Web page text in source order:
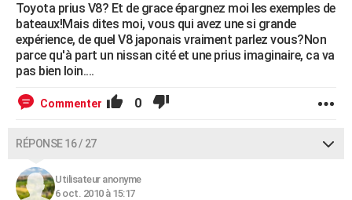
Toyota prius V8? Et de grace épargnez moi les exemples de
bateaux!Mais dites moi, vous qui avez une si grande
expérience, de quel V8 japonais vraiment parlez vous?Non
parce qu'à part un nissan cité et une prius imaginaire, ca va
pas bien loin....
Commenter 0
RÉPONSE 16 / 27
Utilisateur anonyme
6 oct. 2010 à 15:17